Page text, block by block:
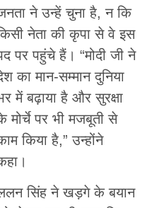
ने उन्हें चुना है, न कि
नेता की कृपा से वे इस
पर पहुंचे हैं। “मोदी जी ने
का मान-सम्मान दुनिया
में बढ़ाया है और सुरक्षा
मोर्चे पर भी मजबूती से
किया है,” उन्होंने
सिंह ने खड़गे के बयान